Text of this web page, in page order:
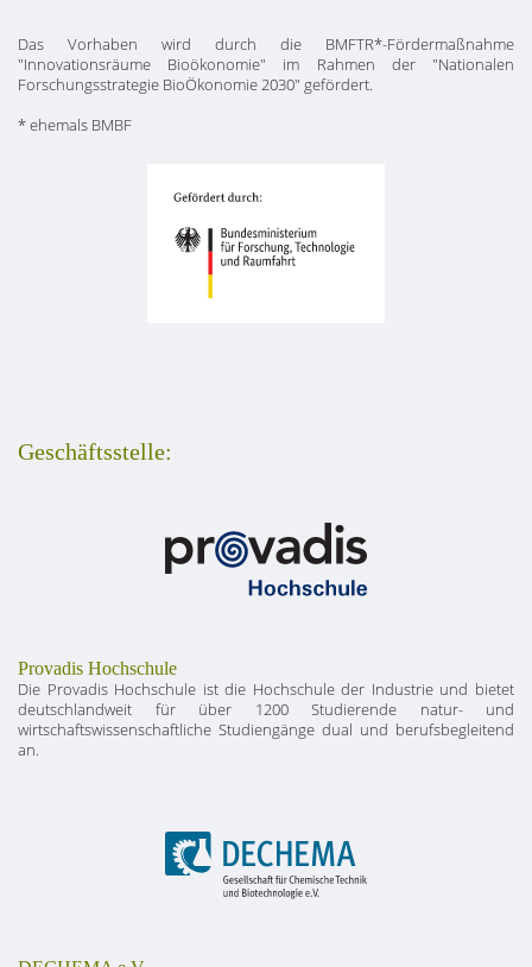
Das Vorhaben wird durch die BMFTR*-Fördermaßnahme
"Innovationsräume Bioökonomie" im Rahmen der "Nationalen
Forschungsstrategie BioÖkonomie 2030" gefördert.
* ehemals BMBF
Geschäftsstelle:
Provadis Hochschule
Die Provadis Hochschule ist die Hochschule der Industrie und bietet
deutschlandweit für über 1200 Studierende natur- und
wirtschaftswissenschaftliche Studiengänge dual und berufsbegleitend
an.